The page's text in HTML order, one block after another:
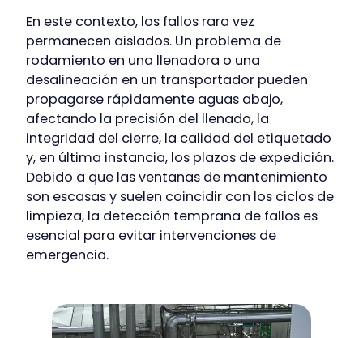
En este contexto, los fallos rara vez
permanecen aislados. Un problema de
rodamiento en una llenadora o una
desalineación en un transportador pueden
propagarse rápidamente aguas abajo,
afectando la precisión del llenado, la
integridad del cierre, la calidad del etiquetado
y, en última instancia, los plazos de expedición.
Debido a que las ventanas de mantenimiento
son escasas y suelen coincidir con los ciclos de
limpieza, la detección temprana de fallos es
esencial para evitar intervenciones de
emergencia.